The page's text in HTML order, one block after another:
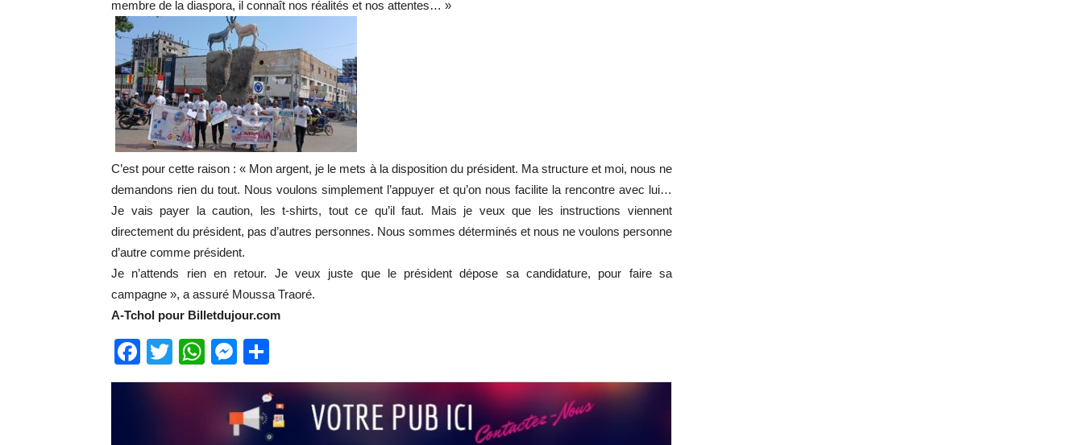
membre de la diaspora, il connaît nos réalités et nos attentes… »
C’est pour cette raison : « Mon argent, je le mets à la disposition du président. Ma structure et moi, nous ne
demandons rien du tout. Nous voulons simplement l’appuyer et qu’on nous facilite la rencontre avec lui…
Je vais payer la caution, les t-shirts, tout ce qu’il faut. Mais je veux que les instructions viennent
directement du président, pas d’autres personnes. Nous sommes déterminés et nous ne voulons personne
d’autre comme président.
Je n’attends rien en retour. Je veux juste que le président dépose sa candidature, pour faire sa
campagne », a assuré Moussa Traoré.
A-Tchol pour Billetdujour.com
Facebook
TwitterWhatsApp
Messenger